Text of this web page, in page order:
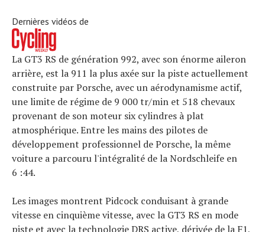
Dernières vidéos de
La GT3 RS de génération 992, avec son énorme aileron
arrière, est la 911 la plus axée sur la piste actuellement
construite par Porsche, avec un aérodynamisme actif,
une limite de régime de 9 000 tr/min et 518 chevaux
provenant de son moteur six cylindres à plat
atmosphérique. Entre les mains des pilotes de
développement professionnel de Porsche, la même
voiture a parcouru l'intégralité de la Nordschleife en
6 :44.
Les images montrent Pidcock conduisant à grande
vitesse en cinquième vitesse, avec la GT3 RS en mode
piste et avec la technologie DRS active, dérivée de la F1,